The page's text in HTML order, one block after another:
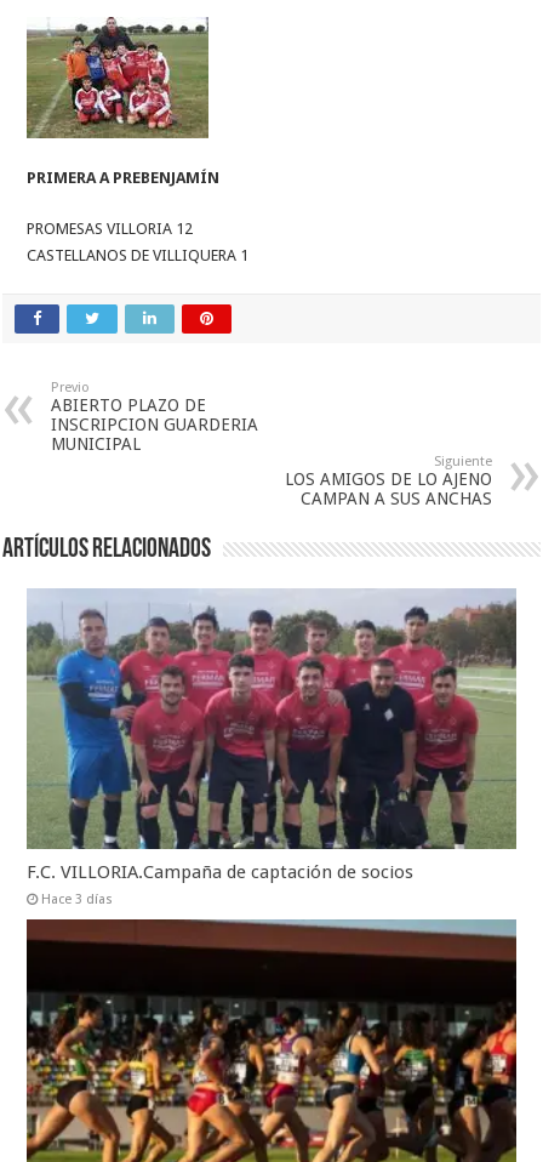
PRIMERA A PREBENJAMÍN
PROMESAS VILLORIA 12
CASTELLANOS DE VILLIQUERA 1
Previo
ABIERTO PLAZO DE
INSCRIPCION GUARDERIA
MUNICIPAL
Siguiente
LOS AMIGOS DE LO AJENO
CAMPAN A SUS ANCHAS
Artículos relacionados
F.C. VILLORIA.Campaña de captación de socios
Hace 3 días